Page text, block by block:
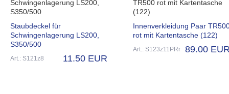
Staubdeckel für
Schwingenlagerung LS200,
S350/500
Art.: S121z8 11.50 EUR
Innenverkleidung Paar
rot mit Kartentasche (122)
Art.: S123z11PRr 89.00